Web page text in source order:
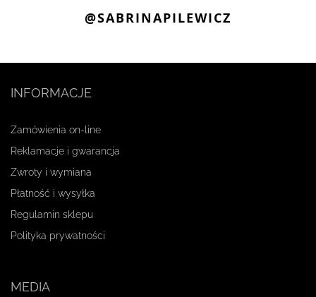
@SABRINAPILEWICZ
INFORMACJE
Zamówienia on-line
Reklamacje i gwarancja
Zwroty i wymiana
Płatność i wysyłka
Regulamin sklepu
Polityka prywatności
MEDIA